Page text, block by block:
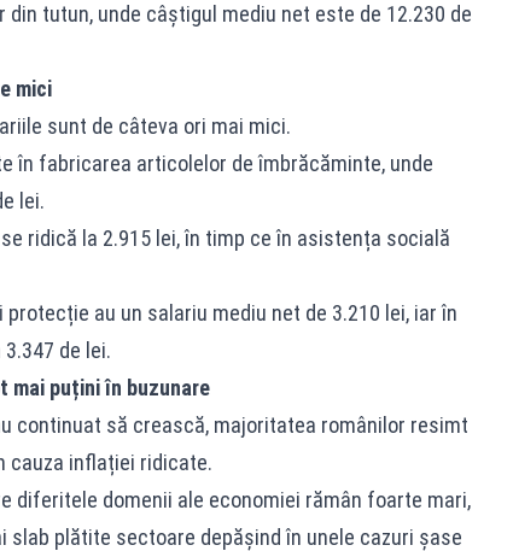
tutun, unde câștigul mediu net este de 12.230 de
mici
sunt de câteva ori mai mici.
în fabricarea articolelor de îmbrăcăminte, unde
lei.
ridică la 2.915 lei, în timp ce în asistența socială
au un salariu mediu net de 3.210 lei, iar în
de lei.
mai puțini în buzunare
continuat să crească, majoritatea românilor resimt
cauza inflației ridicate.
diferitele domenii ale economiei rămân foarte mari,
plătite sectoare depășind în unele cazuri șase